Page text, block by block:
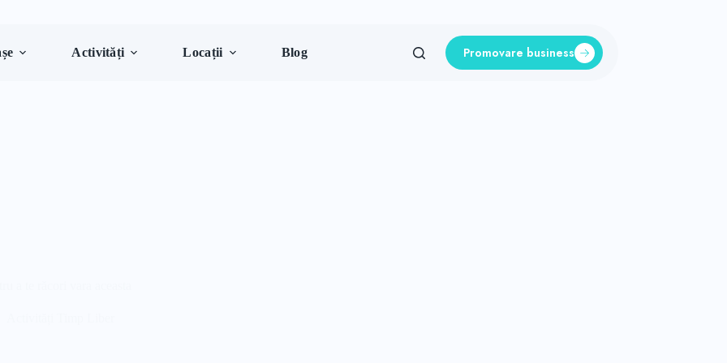
Activități Locații Blog Promovare business